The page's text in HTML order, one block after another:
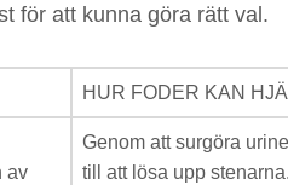
för att kunna göra rätt val.
HUR FODER KAN
av
Genom att surgöra
till att lösa upp stenarna.